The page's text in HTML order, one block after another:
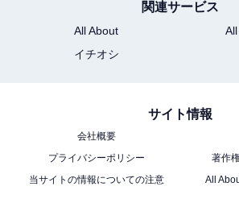
関連サービス
All About
イチオシ
サイト情報
会社概要
プライバシーポリシー
著作
当サイトの情報についての注意
All